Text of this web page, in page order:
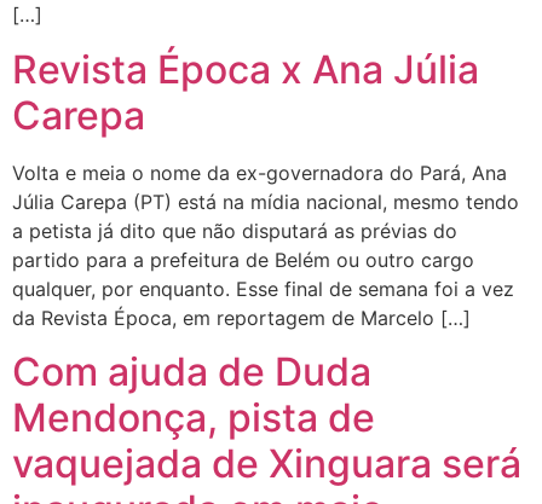
[…]
Revista Época x Ana Júlia
Carepa
Volta e meia o nome da ex-governadora do Pará, Ana
Júlia Carepa (PT) está na mídia nacional, mesmo tendo
a petista já dito que não disputará as prévias do
partido para a prefeitura de Belém ou outro cargo
qualquer, por enquanto. Esse final de semana foi a vez
da Revista Época, em reportagem de Marcelo […]
Com ajuda de Duda
Mendonça, pista de
vaquejada de Xinguara será